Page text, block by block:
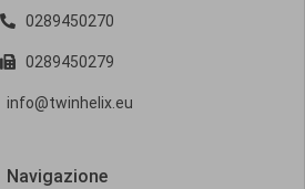
0289450270
0289450279
info@twinhelix.eu
Navigazione